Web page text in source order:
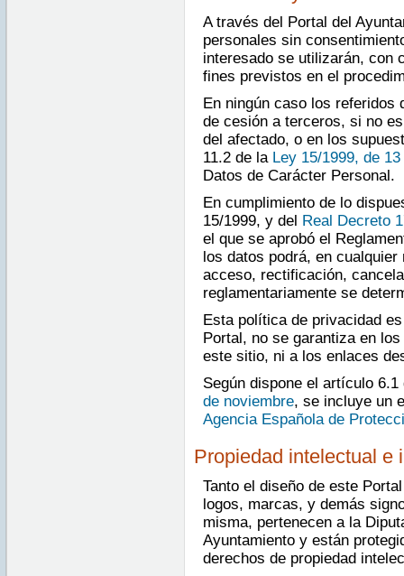
A través del Portal del
personales sin
interesado se utilizarán, con
fines previstos en el
En ningún caso los referidos
de cesión a terceros, si no
del afectado, o en los
11.2 de la Ley 15/1999, de
Datos de Carácter Personal.
En cumplimiento de lo
15/1999, y del Real Decreto
el que se aprobó el
los datos podrá, en
acceso, rectificación,
reglamentariamente se
Esta política de privacidad
Portal, no se garantiza en
este sitio, ni a los enlaces
Según dispone el artículo
de noviembre, se incluye un
Agencia Española de
Propiedad intelectual e
Tanto el diseño de este
logos, marcas, y demás
misma, pertenecen a la
Ayuntamiento y están
derechos de propiedad